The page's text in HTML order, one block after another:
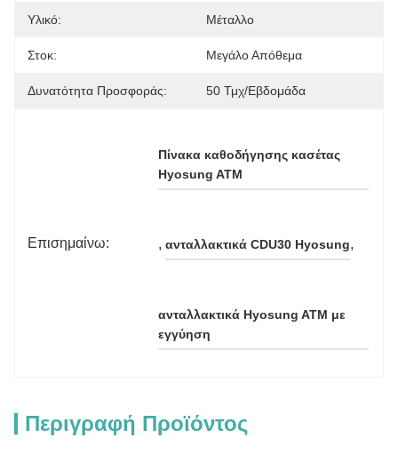
Υλικό: Μέταλλο
Στοκ: Μεγάλο Απόθεμα
Δυνατότητα Προσφοράς: 50 Τμχ/εβδομάδα
Επισημαίνω:
Πίνακα καθοδήγησης κασέτας
Hyosung ATM
, ανταλλακτικά CDU30 Hyosung,
ανταλλακτικά Hyosung ATM με
εγγύηση
Περιγραφή Προϊόντος